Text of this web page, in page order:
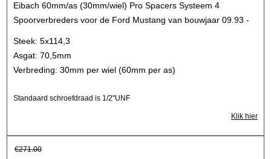
Eibach 60mm/as (30mm/wiel) Pro Spacers Systeem 4
Spoorverbreders voor de Ford Mustang van bouwjaar 09.93 -
Steek: 5x114,3
Asgat: 70,5mm
Verbreding: 30mm per wiel (60mm per as)
Standaard schroefdraad is 1/2"UNF
Klik hier
€271.00